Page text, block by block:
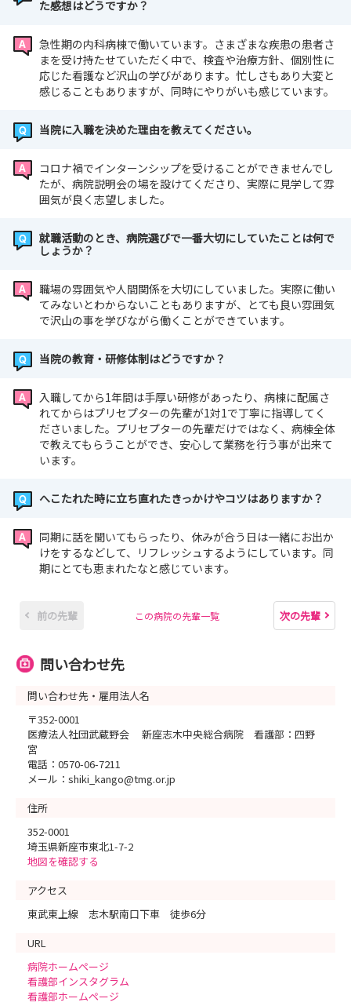
た感想はどうですか？
急性期の内科病棟で働いています。さまざまな疾患の患者さ
まを受け持たせていただく中で、検査や治療方針、個別性に
応じた看護など沢山の学びがあります。忙しさもあり大変と
感じることもありますが、同時にやりがいも感じています。
当院に入職を決めた理由を教えてください。
コロナ禍でインターンシップを受けることができませんでし
たが、病院説明会の場を設けてくださり、実際に見学して雰
囲気が良く志望しました。
就職活動のとき、病院選びで一番大切にしていたことは何で
しょうか？
職場の雰囲気や人間関係を大切にしていました。実際に働い
てみないとわからないこともありますが、とても良い雰囲気
で沢山の事を学びながら働くことができています。
当院の教育・研修体制はどうですか？
入職してから1年間は手厚い研修があったり、病棟に配属さ
れてからはプリセプターの先輩が1対1で丁寧に指導してく
ださいました。プリセプターの先輩だけではなく、病棟全体
で教えてもらうことができ、安心して業務を行う事が出来て
います。
へこたれた時に立ち直れたきっかけやコツはありますか？
同期に話を聞いてもらったり、休みが合う日は一緒にお出か
けをするなどして、リフレッシュするようにしています。同
期にとても恵まれたなと感じています。
前の先輩 この病院の先輩一覧 次の先輩
問い合わせ先
問い合わせ先・雇用法人名
〒352-0001
医療法人社団武蔵野会 新座志木中央総合病院 看護部：四野
宮
電話：0570-06-7211
メール：shiki_kango@tmg.or.jp
住所
352-0001
埼玉県新座市東北1-7-2
地図を確認する
アクセス
東武東上線 志木駅南口下車 徒歩6分
URL
病院ホームページ
看護部インスタグラム
看護部ホームページ